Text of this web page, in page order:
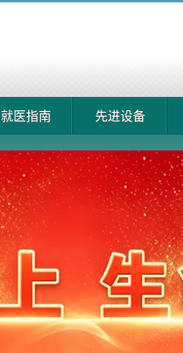
就医指南 先进设备